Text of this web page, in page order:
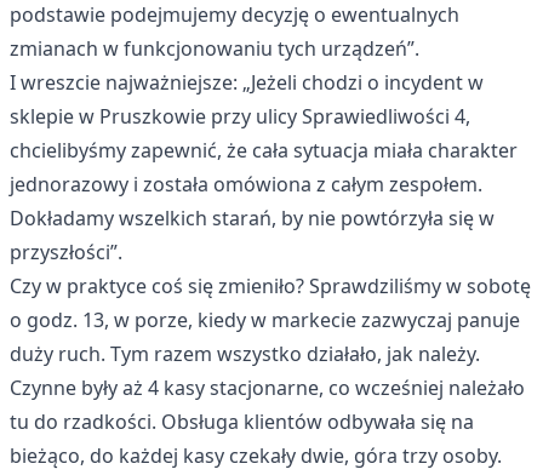
podstawie podejmujemy decyzję o ewentualnych
zmianach w funkcjonowaniu tych urządzeń”.
I wreszcie najważniejsze: „Jeżeli chodzi o incydent w
sklepie w Pruszkowie przy ulicy Sprawiedliwości 4,
chcielibyśmy zapewnić, że cała sytuacja miała charakter
jednorazowy i została omówiona z całym zespołem.
Dokładamy wszelkich starań, by nie powtórzyła się w
przyszłości”.
Czy w praktyce coś się zmieniło? Sprawdziliśmy w sobotę
o godz. 13, w porze, kiedy w markecie zazwyczaj panuje
duży ruch. Tym razem wszystko działało, jak należy.
Czynne były aż 4 kasy stacjonarne, co wcześniej należało
tu do rzadkości. Obsługa klientów odbywała się na
bieżąco, do każdej kasy czekały dwie, góra trzy osoby.